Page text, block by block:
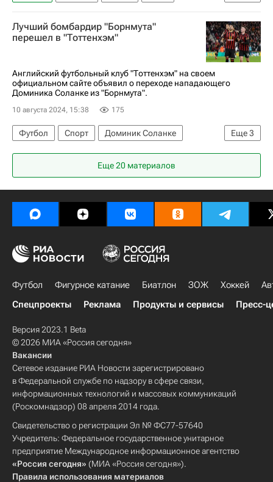
Австрия
Хорватия
Сергей Корниленко
Крылья Советов
Зальцбург
Лучший бомбардир "Борнмута"
перешел в "Тоттенхэм"
Английский футбольный клуб "Тоттенхэм" на своем
официальном сайте объявил о переходе нападающего
Доминика Соланке из "Борнмута".
10 августа 2024, 15:38 175
Еще3
Футбол Спорт
Доминик Соланке
Тоттенхэм (мол.)
Челси
Борнмут
Еще 20 материалов
Футбол Фигурное катание Биатлон ЗОЖ Хоккей
Спецпроекты
Реклама Продукты и сервисы Пресс-
Версия 2023.1 Beta
© 2026 МИА «Россия сегодня»
Вакансии
Сетевое издание РИА Новости зарегистрировано
в Федеральной службе по надзору в сфере связи,
информационных технологий и массовых коммуникаций
(Роскомнадзор) 08 апреля 2014 года.
Свидетельство о регистрации Эл № ФС77-57640
Учредитель: Федеральное государственное унитарное
предприятие Международное информационное агентство
«Россия сегодня» (МИА «Россия сегодня»).
Правила использования материалов